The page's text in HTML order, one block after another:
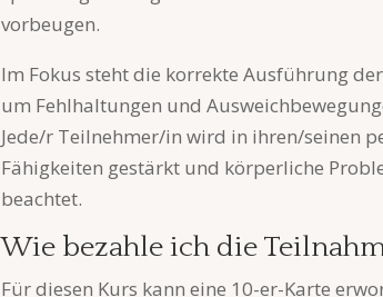
vorbeugen.
Im Fokus steht die korrekte Ausführung
um Fehlhaltungen und
Jede/r Teilnehmer/in wird in ihren/seinen
Fähigkeiten gestärkt und körperliche
beachtet.
Wie bezahle ich die
Für diesen Kurs kann eine 10-er-Karte